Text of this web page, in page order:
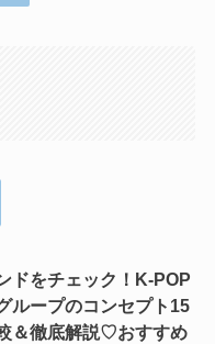
ドをチェック！K-POP
ループのコンセプト15
＆徹底解説♡おすすめ